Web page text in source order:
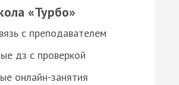
«Турбо»
с преподавателем
дз с проверкой
онлайн-занятия